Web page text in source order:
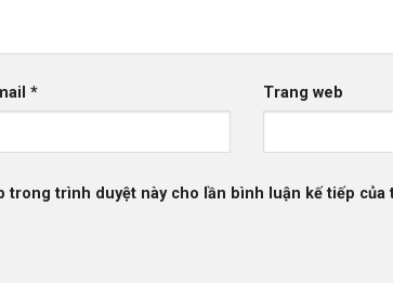
* Trang web
trong trình duyệt này cho lần bình luận kế tiếp của